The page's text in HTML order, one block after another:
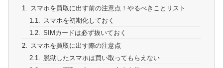
スマホを買取に出す前の注意点！やるべきことリスト
スマホを初期化しておく
SIMカードは必ず抜いておく
スマホを買取に出す際の注意点
脱獄したスマホは買い取ってもらえない